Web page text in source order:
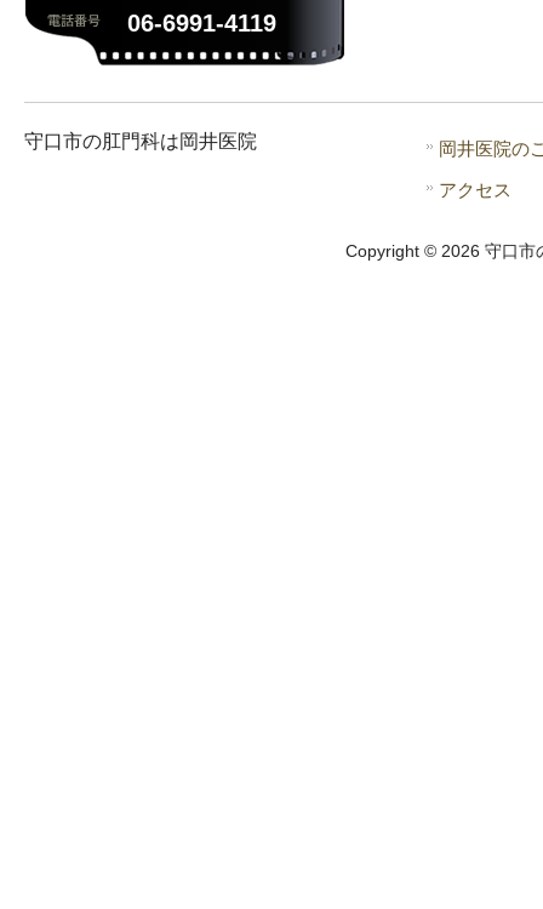
06-6991-4119
守口市の肛門科は岡井医院
岡井医院の
アクセス
Copyright © 2026 守口市